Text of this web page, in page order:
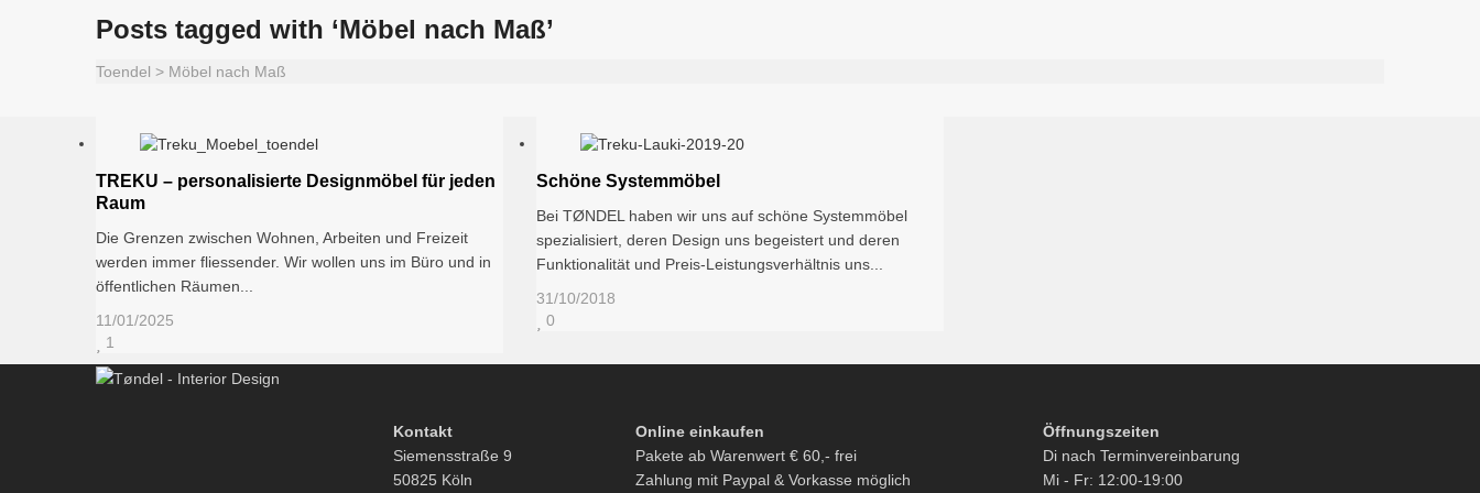
Posts tagged with ‘Möbel nach Maß’
Toendel > Möbel nach Maß
TREKU – personalisierte Designmöbel für jeden
Raum
Die Grenzen zwischen Wohnen, Arbeiten und Freizeit
werden immer fliessender. Wir wollen uns im Büro und in
öffentlichen Räumen...
11/01/2025
1
Schöne Systemmöbel
Bei TØNDEL haben wir uns auf schöne Systemmöbel
spezialisiert, deren Design uns begeistert und deren
Funktionalität und Preis-Leistungsverhältnis uns...
31/10/2018
0
Kontakt
Siemensstraße 9
50825 Köln
Online einkaufen
Pakete ab Warenwert € 60,- frei
Zahlung mit Paypal & Vorkasse möglich
Öffnungszeiten
Di nach Terminvereinbarung
Mi - Fr: 12:00-19:00